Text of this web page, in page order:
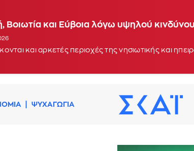
Βοιωτία και Εύβοια λόγω υψηλού
και αρκετές περιοχές της νησιωτικής και
ΨΥΧΑΓΩΓΙΑ